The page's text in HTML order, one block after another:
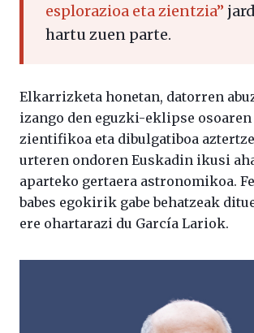
esplorazioa eta zientzia”
hartu zuen parte.
Elkarrizketa honetan, datorren
izango den eguzki-eklipse
zientifikoa eta dibulgatiboa
urteren ondoren Euskadin ikusi
aparteko gertaera astronomikoa.
babes egokirik gabe behatzeak
ere ohartarazi du García Lariok.